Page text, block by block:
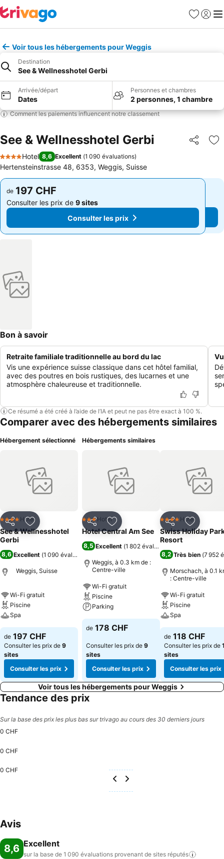
Favoris
Se
Voir tous les hébergements pour Weggis
Destination
See & Wellnesshotel Gerbi
Arrivée/départ
Dates
Personnes et chambres
2 personnes, 1 chambre
Comment les paiements influencent notre classement
See & Wellnesshotel Gerbi Partager
4 Étoiles
Hotel 8,6 Excellent (1 090 évaluations)
Hertensteinstrasse 48, 6353, Weggis, Suisse
de 197 CHF
Consulter les prix de 9 sites
Consulter les prix
de 197 CHF
Consulter les prix de 9 sites
Consulter les prix
Bon à savoir
Retraite familiale traditionnelle au bord du lac
Vis une expérience suisse classique dans cet hôtel familial,
avec des poutres en bois rustiques, des lucarnes et une
atmosphère chaleureuse et traditionnelle.
Ce résumé a été créé à l’aide de l’IA et peut ne pas être exact à 100 %.
Comparer avec des hébergements similaires
Hébergement sélectionné
PartagerAjouter à mes favoris
4 ÉtoilesHotel
See & Wellnesshotel
Gerbi
8,6 Excellent (1 090 évaluations
Weggis, Suisse
Wi-Fi gratuit
Piscine
Spa
de 197 CHF
Consulter les prix de 9
sites
Consulter les prix
Hébergements similaires
PartagerAjouter à mes favoris
3 ÉtoilesHotel
Hotel Central Am See
8,5 Excellent (1 802 évaluations
Weggis, à 0.3 km de :
Centre-ville
Wi-Fi gratuit
Piscine
Parking
de 178 CHF
Consulter les prix de 9
sites
Consulter les prix
PartagerAjouter
4 ÉtoilesHotel
Swiss Holiday
Resort
8,2 Très bien (7 952
Morschach, à 0.1
: Centre-ville
Wi-Fi gratuit
Piscine
Spa
de 118 CHF
Consulter les prix de
sites
Consulter les prix
Voir tous les hébergements pour Weggis
Tendance des prix
Sur la base des prix les plus bas sur trivago au cours des 30 derniers jours
0 CHF
0 CHF
0 CHF
Avis
8,6 Excellent
sur la base de 1 090 évaluations provenant de sites réputés